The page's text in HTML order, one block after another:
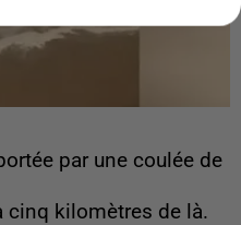
par une coulée de
cinq kilomètres de là.